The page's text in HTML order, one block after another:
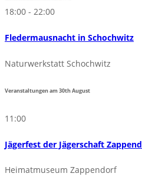
18:00 - 22:00
Fledermausnacht in Schochwitz
Naturwerkstatt Schochwitz
Veranstaltungen am30thAugust
11:00
Jägerfest der Jägerschaft
Heimatmuseum Zappendorf